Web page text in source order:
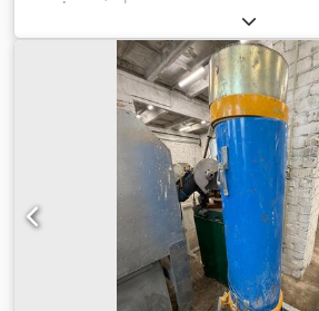
, tensiune de intrare:
30 m³/h, lățime totală:2.100 mm,
, înălțime totală:6.500 mm,
, durata garanției:12 luni ,
consumul de apă pe unitate de timp:
documentație / manual, FILTRU CU
TABLĂ ZINCATĂ PRESATĂ – PRINSĂ ÎN
PROIECTAT M³/h 25.000/30.000 NR. 01
DECANTARE Chedpfxjzk Uzbe Apvsa
ȚESĂTURĂ FILTRE: ANTISTATICĂ GR 500
CURĂȚARE FILTRE – VIBRARE
ANTIDEFLAGRANTE – ATEX
VANĂ ROTATIVĂ PANOU ELECTRIC DE